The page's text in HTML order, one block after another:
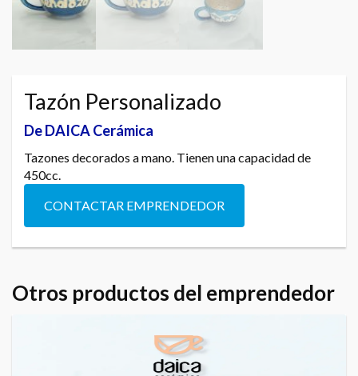
Tazón Personalizado
De DAICA Cerámica
Tazones decorados a mano. Tienen una capacidad de
450cc.
CONTACTAR EMPRENDEDOR
Otros productos del emprendedor